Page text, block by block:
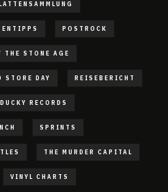
POSTROCK
THE STONE AGE
STORE DAY REISEBERICHT
RECORDS
SPRINTS
THE MURDER CAPITAL
VINYL CHARTS